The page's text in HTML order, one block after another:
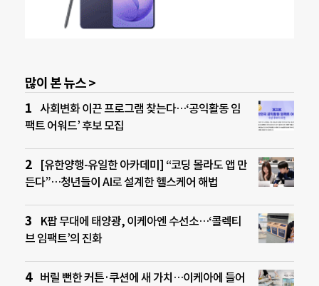
많이 본 뉴스 >
사회변화 이끈 프로그램 찾는다…‘공익활동 임
팩트 어워드’ 후보 모집
[유한양행-유일한 아카데미] “코딩 몰라도 앱 만
든다”…청년들이 AI로 설계한 헬스케어 해법
K팝 무대에 태양광, 이케아엔 수선소…‘콜렉티
브 임팩트’의 진화
버릴 뻔한 커튼·쿠션에 새 가치…이케아에 들어